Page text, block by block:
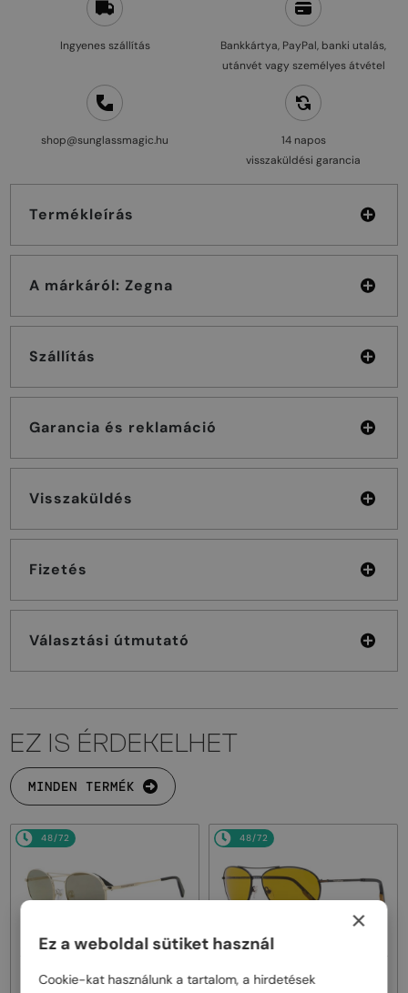
Ingyenes szállítás
Bankkártya, PayPal, banki utalás,
utánvét vagy személyes átvétel
shop@sunglassmagic.hu
14 napos
visszaküldési garancia
Termékleírás
A márkáról: Zegna
Szállítás
Garancia és reklamáció
Visszaküldés
Fizetés
Választási útmutató
EZ IS ÉRDEKELHET
MINDEN TERMÉK
48/72
Zegna—Napszemüvegek
48/72
Zegna—Napszemüvegek
×
Ez a weboldal sütiket használ
Cookie-kat használunk a tartalom, a hirdetések